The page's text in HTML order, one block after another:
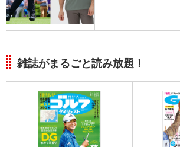
雑誌がまるごと読み放題！